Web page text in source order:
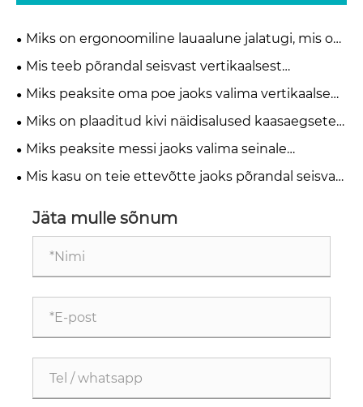
Miks on ergonoomiline lauaalune jalatugi, mis on
tänapäevase kontorimugavuse jaoks hädavajalik?
Mis teeb põrandal seisvast vertikaalsest
väljapanekualusest kõige tõhusama lahenduse
kaasaegsetele jae- ja näitusepindadele
Miks peaksite oma poe jaoks valima vertikaalse
metallvooderdusega keraamilise vitriinriiuli?
Miks on plaaditud kivi näidisalused kaasaegsete
müügisaalide jaoks hädavajalikud?
Miks peaksite messi jaoks valima seinale
kinnitatava plaaditud riiuli, et oma boksi täiustada
Mis kasu on teie ettevõtte jaoks põrandal seisva
Jäta mulle sõnum